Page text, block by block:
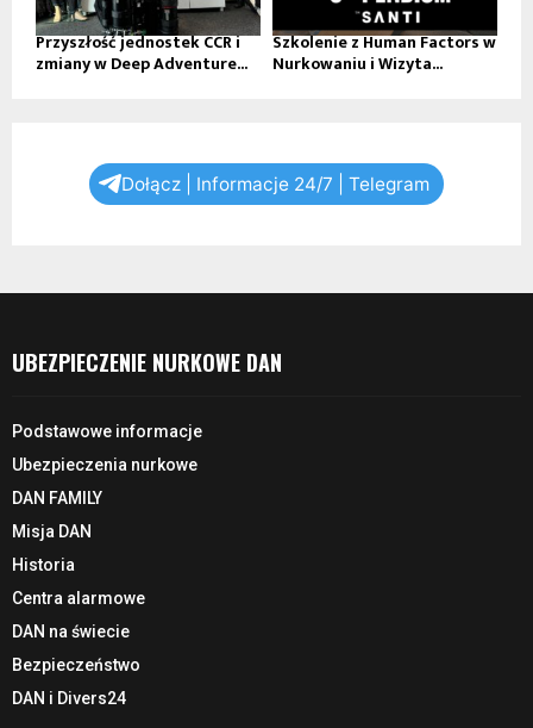
Przyszłość jednostek CCR i
zmiany w Deep Adventure...
Szkolenie z Human Factors w
Nurkowaniu i Wizyta...
Dołącz | Informacje 24/7 | Telegram
UBEZPIECZENIE NURKOWE DAN
Podstawowe informacje
Ubezpieczenia nurkowe
DAN FAMILY
Misja DAN
Historia
Centra alarmowe
DAN na świecie
Bezpieczeństwo
DAN i Divers24